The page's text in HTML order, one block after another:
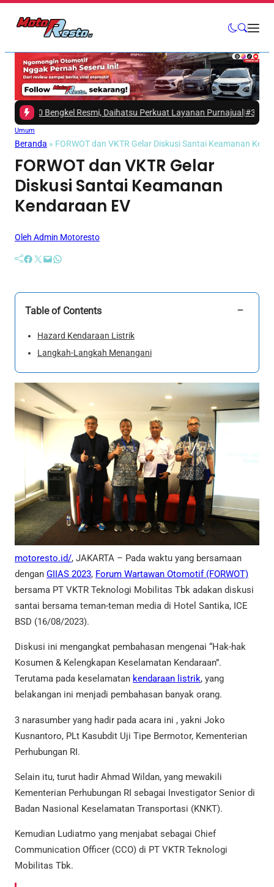
Bengkel Resmi, Daihatsu Perkuat Layanan Purnajual|#3 -Mitsubishi
Umum
Beranda » FORWOT dan VKTR Gelar Diskusi Santai Keamanan
FORWOT dan VKTR Gelar
Diskusi Santai Keamanan
Kendaraan EV
Oleh Admin Motoresto
Facebook Twitter Mail WhatsApp
Table of Contents −
Hazard Kendaraan Listrik
Langkah-Langkah Menangani
motoresto.id/, JAKARTA – Pada waktu yang bersamaan
dengan GIIAS 2023, Forum Wartawan Otomotif (FORWOT)
bersama PT VKTR Teknologi Mobilitas Tbk adakan diskusi
santai bersama teman-teman media di Hotel Santika, ICE
BSD (16/08/2023).
Diskusi ini mengangkat pembahasan mengenai “Hak-hak
Kosumen & Kelengkapan Keselamatan Kendaraan”.
Terutama pada keselamatan kendaraan listrik, yang
belakangan ini menjadi pembahasan banyak orang.
3 narasumber yang hadir pada acara ini , yakni Joko
Kusnantoro, PLt Kasubdit Uji Tipe Bermotor, Kementerian
Perhubungan RI.
Selain itu, turut hadir Ahmad Wildan, yang mewakili
Kementerian Perhubungan RI sebagai Investigator Senior di
Badan Nasional Keselamatan Transportasi (KNKT).
Kemudian Ludiatmo yang menjabat sebagai Chief
Communication Officer (CCO) di PT VKTR Teknologi
Mobilitas Tbk.